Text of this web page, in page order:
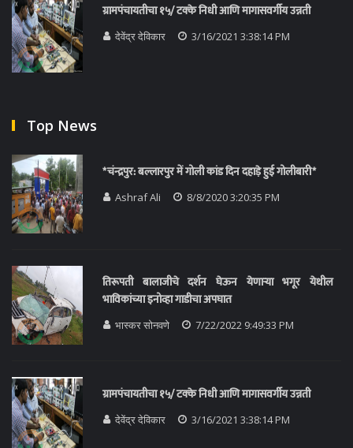
ग्रामपंचायतीचा १५/ टक्के निधी आणि मागासवर्गीय उन्नती
देवेंद्र देविकार 3/16/2021 3:38:14 PM
Top News
*चंन्द्रपुर: बल्लारपुर में गोली कांड दिन दहाड़े हुई गोलीबारी*
Ashraf Ali 8/8/2020 3:20:35 PM
तिरूपती बालाजीचे दर्शन घेऊन येणाऱ्या भगूर येथील
भाविकांच्या इनोव्हा गाडीचा अपघात
भास्कर सोनवणे 7/22/2022 9:49:33 PM
ग्रामपंचायतीचा १५/ टक्के निधी आणि मागासवर्गीय उन्नती
देवेंद्र देविकार 3/16/2021 3:38:14 PM